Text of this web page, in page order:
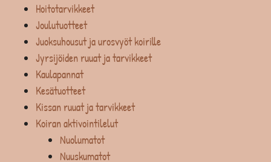
Hoitotarvikkeet
Joulutuotteet
Juoksuhousut ja urosvyöt koirille
Jyrsijöiden ruuat ja tarvikkeet
Kaulapannat
Kesätuotteet
Kissan ruuat ja tarvikkeet
Koiran aktivointilelut
Nuolumatot
Nuuskumatot